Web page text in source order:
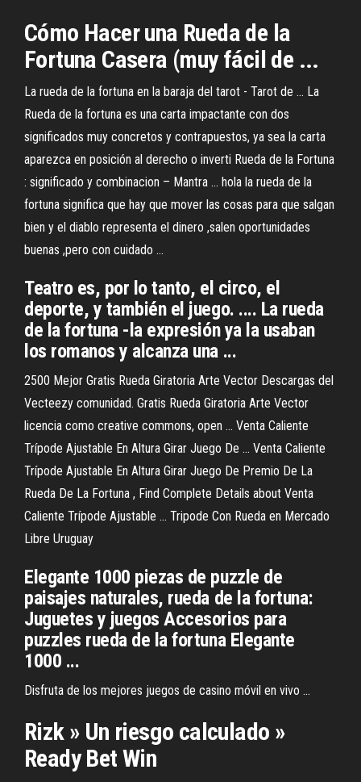
Cómo Hacer una Rueda de la
Fortuna Casera (muy fácil de ...
La rueda de la fortuna en la baraja del tarot - Tarot de ... La
Rueda de la fortuna es una carta impactante con dos
significados muy concretos y contrapuestos, ya sea la carta
aparezca en posición al derecho o inverti Rueda de la Fortuna
: significado y combinacion – Mantra ... hola la rueda de la
fortuna significa que hay que mover las cosas para que salgan
bien y el diablo representa el dinero ,salen oportunidades
buenas ,pero con cuidado ...
Teatro es, por lo tanto, el circo, el
deporte, y también el juego. .... La rueda
de la fortuna -la expresión ya la usaban
los romanos y alcanza una ...
2500 Mejor Gratis Rueda Giratoria Arte Vector Descargas del
Vecteezy comunidad. Gratis Rueda Giratoria Arte Vector
licencia como creative commons, open ... Venta Caliente
Trípode Ajustable En Altura Girar Juego De ... Venta Caliente
Trípode Ajustable En Altura Girar Juego De Premio De La
Rueda De La Fortuna , Find Complete Details about Venta
Caliente Trípode Ajustable ... Tripode Con Rueda en Mercado
Libre Uruguay
Elegante 1000 piezas de puzzle de
paisajes naturales, rueda de la fortuna:
Juguetes y juegos Accesorios para
puzzles rueda de la fortuna Elegante
1000 ...
Disfruta de los mejores juegos de casino móvil en vivo ...
Rizk » Un riesgo calculado »
Ready Bet Win